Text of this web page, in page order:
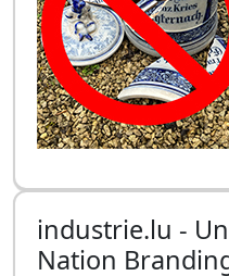
industrie.lu -
Nation